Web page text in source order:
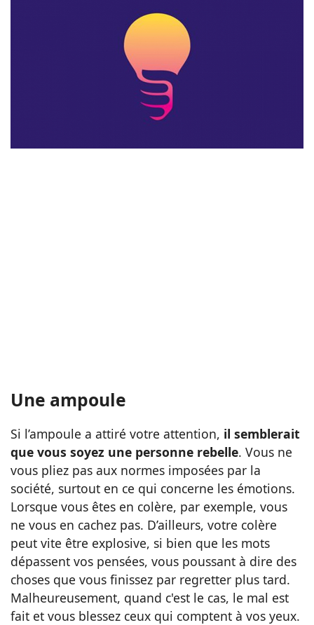
Santé
Une ampoule
Si l’ampoule a attiré votre attention, il semblerait
que vous soyez une personne rebelle. Vous ne
vous pliez pas aux normes imposées par la
société, surtout en ce qui concerne les émotions.
Lorsque vous êtes en colère, par exemple, vous
ne vous en cachez pas. D’ailleurs, votre colère
peut vite être explosive, si bien que les mots
dépassent vos pensées, vous poussant à dire des
choses que vous finissez par regretter plus tard.
Malheureusement, quand c'est le cas, le mal est
fait et vous blessez ceux qui comptent à vos yeux.